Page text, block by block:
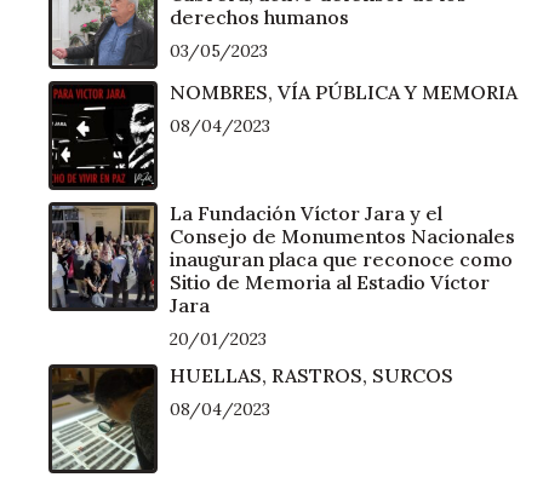
derechos humanos
03/05/2023
NOMBRES, VÍA PÚBLICA Y MEMORIA
08/04/2023
La Fundación Víctor Jara y el
Consejo de Monumentos Nacionales
inauguran placa que reconoce como
Sitio de Memoria al Estadio Víctor
Jara
20/01/2023
HUELLAS, RASTROS, SURCOS
08/04/2023